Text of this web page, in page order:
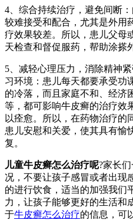
4、综合持续治疗，避免间断
较难接受和配合，尤其是外用
疗效果较差。所以，患儿父母
天检查和督促服药，帮助涂搽
5、减轻心理压力，消除精神
习环境：患儿每天都要承受功
的冷落，而且家庭不和、经济
等，都可影响牛皮癣的治疗效
以痊愈。所以，在药物治疗的
患儿安慰和关爱，使其具有愉
复。
儿童牛皮癣怎么治疗呢?家长
况，不要让孩子感冒或者出现
的进行饮食，适当的加强我们
力，让孩子能够更好的生活和
于牛皮癣怎么治疗的信息，可